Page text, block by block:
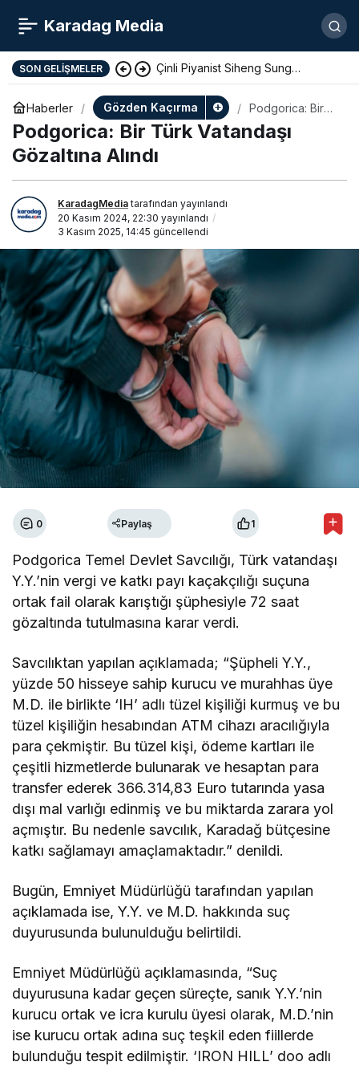
Karadag Media
SON GELIŞMELER Çinli Piyanist Siheng Sung
KotorArt Festivalinde Sahne Alıyor
Haberler Gözden Kaçırma
Podgorica: Bir
Türk Vatandaşı
Gözaltına Alındı
Podgorica: Bir Türk Vatandaşı
Gözaltına Alındı
KaradagMediatarafından yayınlandı
20 Kasım 2024, 22:30 yayınlandı
3 Kasım 2025, 14:45 güncellendi
0 Paylaş 1
Podgorica Temel Devlet Savcılığı, Türk vatandaşı
Y.Y.’nin vergi ve katkı payı kaçakçılığı suçuna
ortak fail olarak karıştığı şüphesiyle 72 saat
gözaltında tutulmasına karar verdi.
Savcılıktan yapılan açıklamada; “Şüpheli Y.Y.,
yüzde 50 hisseye sahip kurucu ve murahhas üye
M.D. ile birlikte ‘IH’ adlı tüzel kişiliği kurmuş ve bu
tüzel kişiliğin hesabından ATM cihazı aracılığıyla
para çekmiştir. Bu tüzel kişi, ödeme kartları ile
çeşitli hizmetlerde bulunarak ve hesaptan para
transfer ederek 366.314,83 Euro tutarında yasa
dışı mal varlığı edinmiş ve bu miktarda zarara yol
açmıştır. Bu nedenle savcılık, Karadağ bütçesine
katkı sağlamayı amaçlamaktadır.” denildi.
Bugün, Emniyet Müdürlüğü tarafından yapılan
açıklamada ise, Y.Y. ve M.D. hakkında suç
duyurusunda bulunulduğu belirtildi.
Emniyet Müdürlüğü açıklamasında, “Suç
duyurusuna kadar geçen süreçte, sanık Y.Y.’nin
kurucu ortak ve icra kurulu üyesi olarak, M.D.’nin
ise kurucu ortak adına suç teşkil eden fiillerde
bulunduğu tespit edilmiştir. ‘IRON HILL’ doo adlı